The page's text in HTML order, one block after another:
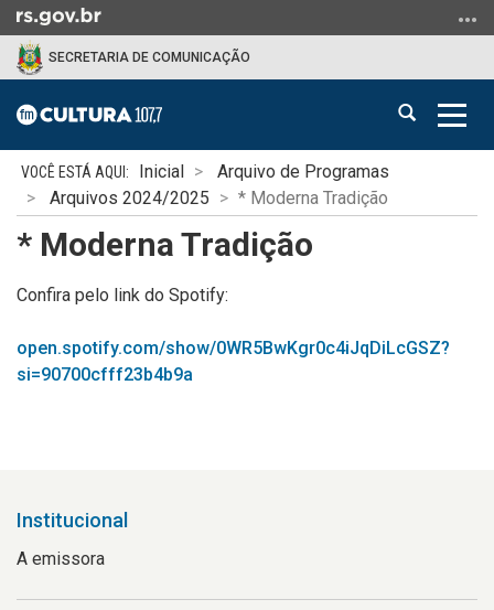
para
menu
para
busca
SECRETARIA DE COMUNICAÇÃO
Abrir
Início
conteúdo
Inicial
Arquivo de Programas
Arquivos 2024/2025
* Moderna Tradição
* Moderna Tradição
Confira pelo link do Spotify:
open.spotify.com/show/0WR5BwKgr0c4iJqDiLcGSZ?
si=90700cfff23b4b9a
Institucional
A emissora